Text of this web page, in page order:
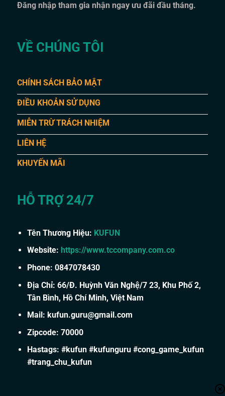
Đăng nhập tham gia nhận ngay ưu đãi đầu tháng.
VỀ CHÚNG TÔI
CHÍNH SÁCH BẢO MẬT
ĐIỀU KHOẢN SỬ DỤNG
MIỄN TRỪ TRÁCH NHIỆM
LIÊN HỆ
KHUYẾN MÃI
HỖ TRỢ 24/7
Tên Thương Hiệu: KUFUN
Website: https://www.tccompany.com.co
Phone: 0847078430
Địa Chỉ: 66/Đ. Huỳnh Văn Nghệ/7 23, Khu Phố 2,
Tân Bình, Hồ Chí Minh, Việt Nam
Mail: kufun.guru@gmail.com
Zipcode: 70000
Hastags: #kufun #kufunguru #cong_game_kufun
#trang_chu_kufun